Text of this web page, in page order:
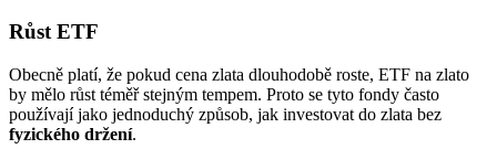
Růst ETF
Obecně platí, že pokud cena zlata dlouhodobě roste, ETF na zlato
by mělo růst téměř stejným tempem. Proto se tyto fondy často
používají jako jednoduchý způsob, jak investovat do zlata bez
fyzického držení.